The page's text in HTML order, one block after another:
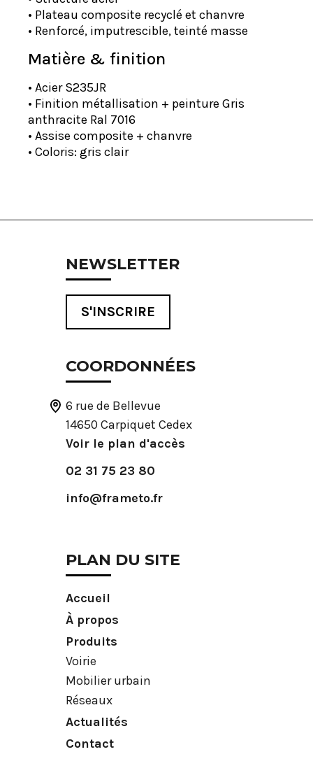
• Plateau composite recyclé et chanvre
• Renforcé, imputrescible, teinté masse
Matière & finition
• Acier S235JR
• Finition métallisation + peinture Gris
anthracite Ral 7016
• Assise composite + chanvre
• Coloris: gris clair
NEWSLETTER
S'INSCRIRE
COORDONNÉES
6 rue de Bellevue
14650 Carpiquet Cedex
Voir le plan d'accès
02 31 75 23 80
info@frameto.fr
PLAN DU SITE
Accueil
À propos
Produits
Voirie
Mobilier urbain
Réseaux
Actualités
Contact